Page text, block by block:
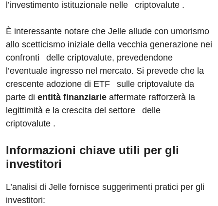
l’investimento istituzionale nelle criptovalute .
È interessante notare che Jelle allude con umorismo
allo scetticismo iniziale della vecchia generazione nei
confronti delle criptovalute, prevedendone
l’eventuale ingresso nel mercato. Si prevede che la
crescente adozione di ETF sulle criptovalute da
parte di entità finanziarie affermate rafforzerà la
legittimità e la crescita del settore delle
criptovalute .
Informazioni chiave utili per gli
investitori
L’analisi di Jelle fornisce suggerimenti pratici per gli
investitori: